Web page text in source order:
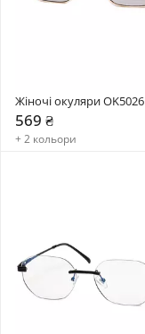
Жіночі окуляри OK5026
569 ₴
+ 2 кольори